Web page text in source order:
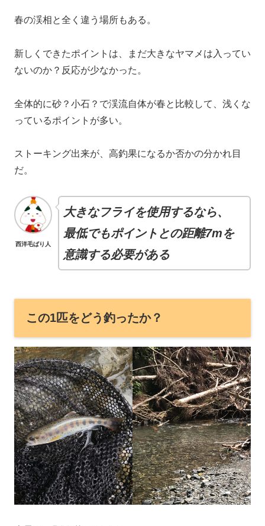
春の渓相と全く違う場所もある。
新しくできたポイントは、まだ大きなヤマメは入ってい
ないのか？反応が少なかった。
全体的に砂？小石？で渓流自体が春と比較して、浅くな
っているポイントが多い。
ストーキング出来が、高釣果になるか否かの分かれ目
だ。
西洋毛ばり人
大きなフライを使用するなら、
最低でもポイントとの距離7mを
意識する必要がある
この1匹をどう釣ったか？